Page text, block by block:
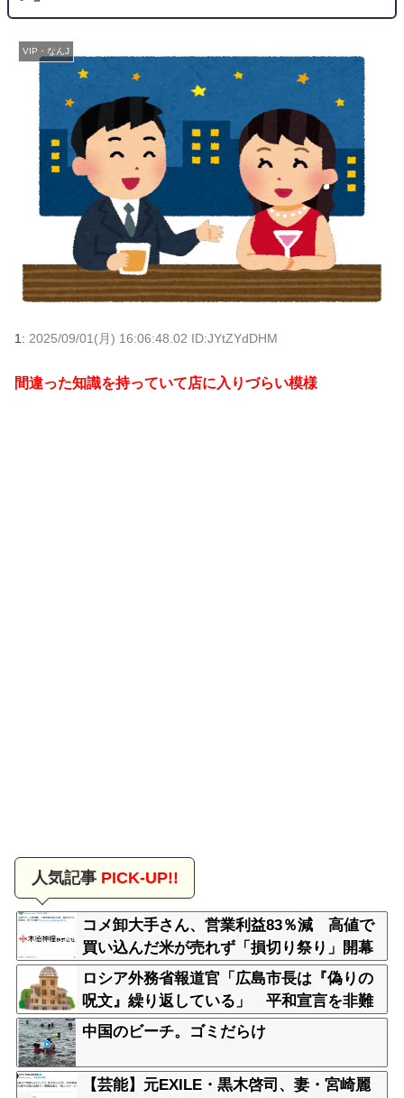
VIP・なんJ
1: 2025/09/01(月) 16:06:48.02 ID:JYtZYdDHM
間違った知識を持っていて店に入りづらい模様
人気記事PICK-UP!!
コメ卸大手さん、営業利益83％減 高値で
買い込んだ米が売れず「損切り祭り」開幕
へ
ロシア外務省報道官「広島市長は『偽りの
呪文』繰り返している」 平和宣言を非難
中国のビーチ。ゴミだらけ
【芸能】元EXILE・黒木啓司、妻・宮崎麗